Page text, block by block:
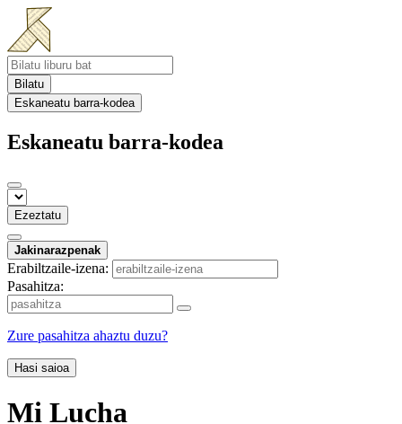
Bilatu
Eskaneatu barra-kodea
Eskaneatu barra-kodea
Ezeztatu
Jakinarazpenak
Erabiltzaile-izena:
Pasahitza:
Zure pasahitza ahaztu duzu?
Hasi saioa
Mi Lucha